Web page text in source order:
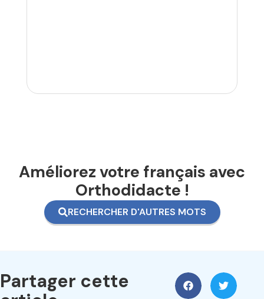
Améliorez votre français avec
Orthodidacte !
RECHERCHER D'AUTRES MOTS
Partager cette